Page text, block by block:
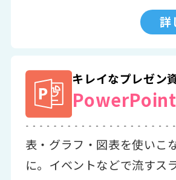
詳
キレイなプレゼン
表・グラフ・図表を使いこ
に。イベントなどで流すス